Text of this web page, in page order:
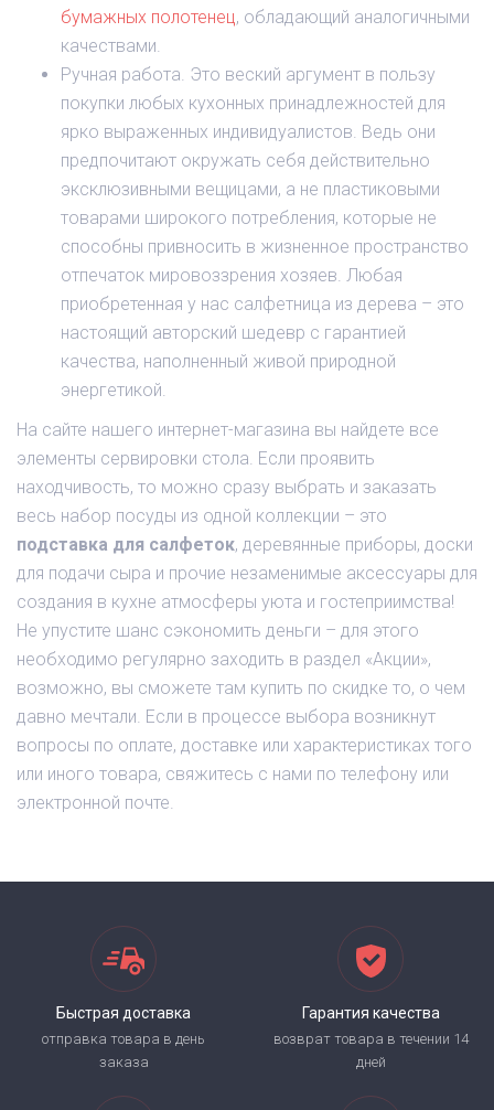
бумажных полотенец, обладающий аналогичными
качествами.
Ручная работа. Это веский аргумент в пользу
покупки любых кухонных принадлежностей для
ярко выраженных индивидуалистов. Ведь они
предпочитают окружать себя действительно
эксклюзивными вещицами, а не пластиковыми
товарами широкого потребления, которые не
способны привносить в жизненное пространство
отпечаток мировоззрения хозяев. Любая
приобретенная у нас салфетница из дерева – это
настоящий авторский шедевр с гарантией
качества, наполненный живой природной
энергетикой.
На сайте нашего интернет-магазина вы найдете все
элементы сервировки стола. Если проявить
находчивость, то можно сразу выбрать и заказать
весь набор посуды из одной коллекции – это
подставка для салфеток, деревянные приборы, доски
для подачи сыра и прочие незаменимые аксессуары для
создания в кухне атмосферы уюта и гостеприимства!
Не упустите шанс сэкономить деньги – для этого
необходимо регулярно заходить в раздел «Акции»,
возможно, вы сможете там купить по скидке то, о чем
давно мечтали. Если в процессе выбора возникнут
вопросы по оплате, доставке или характеристиках того
или иного товара, свяжитесь с нами по телефону или
электронной почте.
Быстрая доставка
отправка товара в день
заказа
Гарантия качества
возврат товара в течении 14
дней